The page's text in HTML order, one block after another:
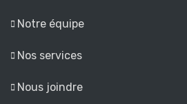
Notre équipe
Nos services
Nous joindre